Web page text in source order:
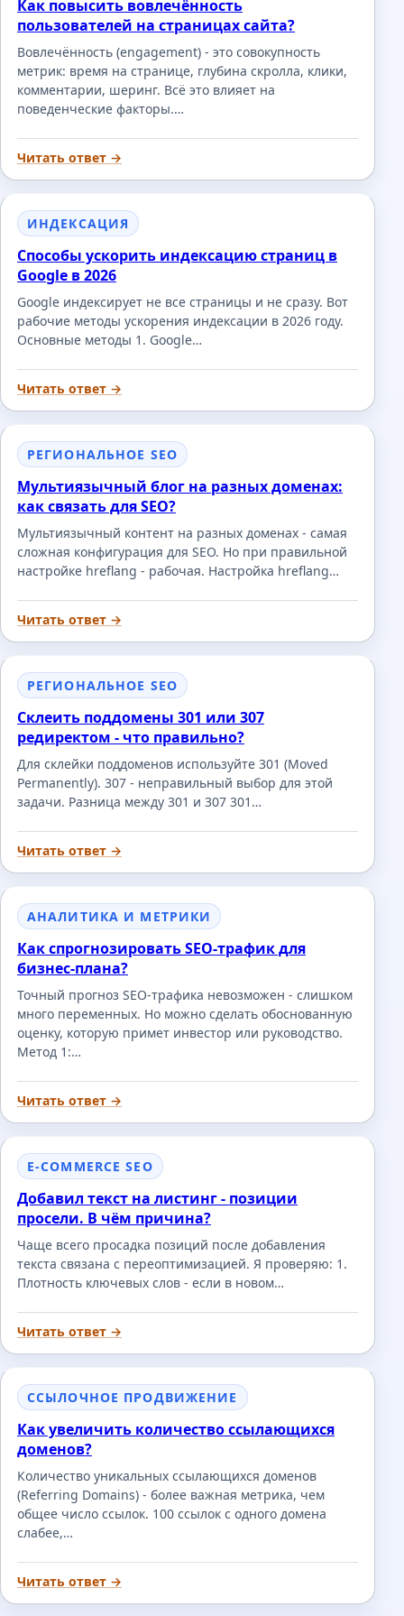
Как повысить вовлечённость
пользователей на страницах сайта?
Вовлечённость (engagement) - это совокупность
метрик: время на странице, глубина скролла, клики,
комментарии, шеринг. Всё это влияет на
поведенческие факторы.…
Читать ответ →
ИНДЕКСАЦИЯ
Способы ускорить индексацию страниц в
Google в 2026
Google индексирует не все страницы и не сразу. Вот
рабочие методы ускорения индексации в 2026 году.
Основные методы 1. Google…
Читать ответ →
РЕГИОНАЛЬНОЕ SEO
Мультиязычный блог на разных доменах:
как связать для SEO?
Мультиязычный контент на разных доменах - самая
сложная конфигурация для SEO. Но при правильной
настройке hreflang - рабочая. Настройка hreflang…
Читать ответ →
РЕГИОНАЛЬНОЕ SEO
Склеить поддомены 301 или 307
редиректом - что правильно?
Для склейки поддоменов используйте 301 (Moved
Permanently). 307 - неправильный выбор для этой
задачи. Разница между 301 и 307 301…
Читать ответ →
АНАЛИТИКА И МЕТРИКИ
Как спрогнозировать SEO-трафик для
бизнес-плана?
Точный прогноз SEO-трафика невозможен - слишком
много переменных. Но можно сделать обоснованную
оценку, которую примет инвестор или руководство.
Метод 1:…
Читать ответ →
E-COMMERCE SEO
Добавил текст на листинг - позиции
просели. В чём причина?
Чаще всего просадка позиций после добавления
текста связана с переоптимизацией. Я проверяю: 1.
Плотность ключевых слов - если в новом…
Читать ответ →
ССЫЛОЧНОЕ ПРОДВИЖЕНИЕ
Как увеличить количество ссылающихся
доменов?
Количество уникальных ссылающихся доменов
(Referring Domains) - более важная метрика, чем
общее число ссылок. 100 ссылок с одного домена
слабее,…
Читать ответ →